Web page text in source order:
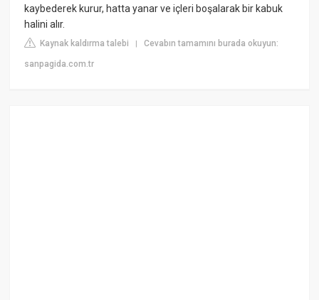
kaybederek kurur, hatta yanar ve içleri boşalarak bir kabuk
halini alır.
Kaynak kaldırma talebi |Cevabın tamamını burada okuyun:
sanpagida.com.tr